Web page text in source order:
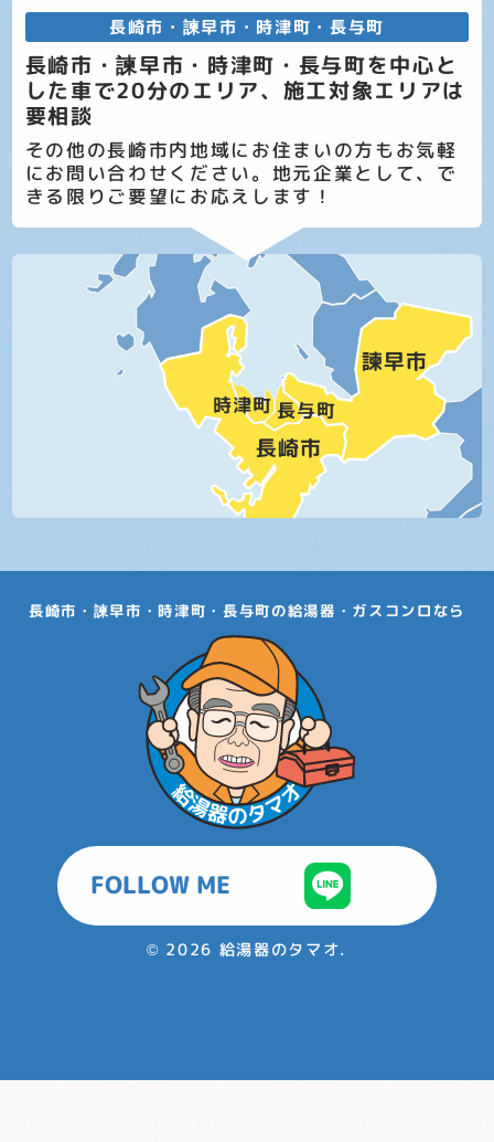
長崎市・諫早市・時津町・長与町
長崎市・諫早市・時津町・長与町を中心と
した車で20分のエリア、施工対象エリアは
要相談
その他の長崎市内地域にお住まいの方もお気軽
にお問い合わせください。地元企業として、で
きる限りご要望にお応えします！
長崎市・諫早市・時津町・長与町の給湯器・ガスコンロなら
FOLLOW ME
© 2026 給湯器のタマオ.